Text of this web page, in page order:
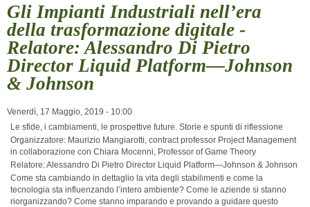
Gli Impianti Industriali nell’era
della trasformazione digitale -
Relatore: Alessandro Di Pietro
Director Liquid Platform—Johnson
& Johnson
Venerdì, 17 Maggio, 2019 - 10:00
Le sfide, i cambiamenti, le prospettive future. Storie e spunti di riflessione
Organizzatore: Maurizio Mangiarotti, contract professor Project Management
in collaborazione con Chiara Mocenni, Professor of Game Theory
Relatore: Alessandro Di Pietro Director Liquid Platform—Johnson & Johnson
Come sta cambiando in dettaglio la vita degli stabilimenti e come la
tecnologia sta influenzando l’intero ambiente? Come le aziende si stanno
riorganizzando? Come stanno imparando e provando a guidare questo